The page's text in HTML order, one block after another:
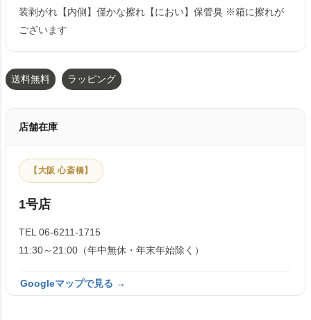
装剥がれ【内側】僅かな擦れ【におい】保管臭 ※箱に擦れが
ございます
送料無料 ラッピング
店舗在庫
【大阪 心斎橋】
1号店
TEL 06-6211-1715
11:30～21:00（年中無休・年末年始除く）
Googleマップで見る →